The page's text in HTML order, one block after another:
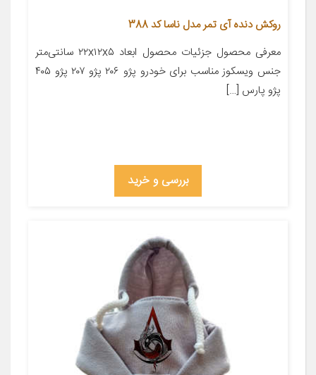
روکش دنده آی تمر مدل ناسا کد 388
معرفی محصول جزئیات محصول ابعاد ۲۲x۱۲x۵ سانتی‌متر
جنس ویسکوز مناسب برای خودرو پژو ۲۰۶ پژو ۲۰۷ پژو ۴۰۵
پژو پارس […]
بررسی و خرید